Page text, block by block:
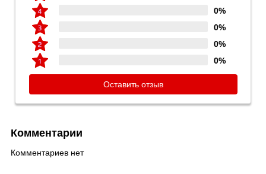
0%
0%
0%
0%
Оставить отзыв
Комментарии
Комментариев нет